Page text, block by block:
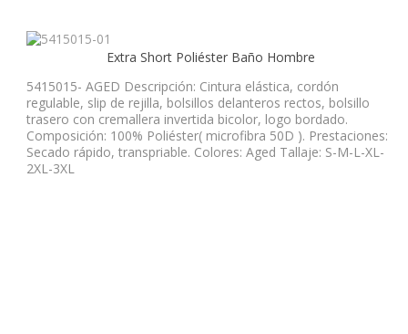
Extra Short Poliéster Baño Hombre
5415015- AGED Descripción: Cintura elástica, cordón
regulable, slip de rejilla, bolsillos delanteros rectos, bolsillo
trasero con cremallera invertida bicolor, logo bordado.
Composición: 100% Poliéster( microfibra 50D ). Prestaciones:
Secado rápido, transpriable. Colores: Aged Tallaje: S-M-L-XL-
2XL-3XL